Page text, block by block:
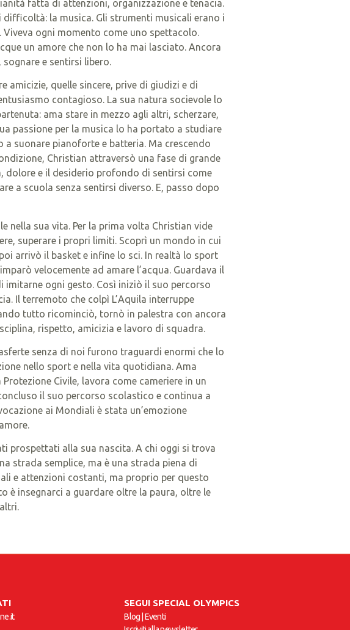
fatta di attenzioni, organizzazione e tenacia.
la musica. Gli strumenti musicali erano i
ogni momento come uno spettacolo.
un amore che non lo ha mai lasciato. Ancora
e sentirsi libero.
amicizie, quelle sincere, prive di giudizi e di
contagioso. La sua natura socievole lo
ama stare in mezzo agli altri, scherzare,
passione per la musica lo ha portato a studiare
suonare pianoforte e batteria. Ma crescendo
Christian attraversò una fase di grande
dolore e il desiderio profondo di sentirsi come
a scuola senza sentirsi diverso. E, passo dopo
nella sua vita. Per la prima volta Christian vide
superare i propri limiti. Scoprì un mondo in cui
arrivò il basket e infine lo sci. In realtà lo sport
velocemente ad amare l’acqua. Guardava il
imitarne ogni gesto. Così iniziò il suo percorso
Il terremoto che colpì L’Aquila interruppe
tutto ricominciò, tornò in palestra con ancora
rispetto, amicizia e lavoro di squadra.
senza di noi furono traguardi enormi che lo
nello sport e nella vita quotidiana. Ama
Civile, lavora come cameriere in un
il suo percorso scolastico e continua a
ai Mondiali è stata un’emozione
prospettati alla sua nascita. A chi oggi si trova
strada semplice, ma è una strada piena di
e attenzioni costanti, ma proprio per questo
è insegnarci a guardare oltre la paura, oltre le
SEGUI SPECIAL OLYMPICS
Blog Eventi